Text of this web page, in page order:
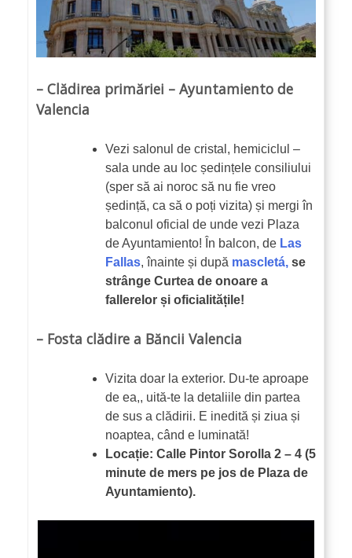
– Clădirea primăriei – Ayuntamiento de
Valencia
Vezi salonul de cristal, hemiciclul –
sala unde au loc ședințele consiliului
(sper să ai noroc să nu fie vreo
ședință, ca să o poți vizita) și mergi în
balconul oficial de unde vezi Plaza
de Ayuntamiento! În balcon, de Las
Fallas, înainte și după mascletá, se
strânge Curtea de onoare a
fallerelor și oficialitățile!
– Fosta clădire a Băncii Valencia
Vizita doar la exterior. Du-te aproape
de ea,, uită-te la detaliile din partea
de sus a clădirii. E inedită și ziua și
noaptea, când e luminată!
Locație: Calle Pintor Sorolla 2 – 4 (5
minute de mers pe jos de Plaza de
Ayuntamiento).